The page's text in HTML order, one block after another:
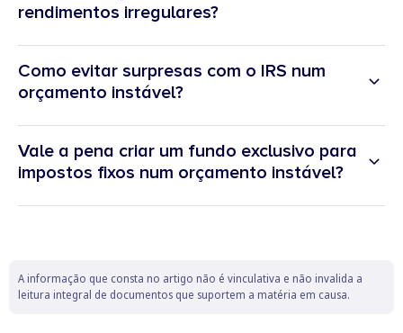
rendimentos irregulares?
Como evitar surpresas com o IRS num
orçamento instável?
Vale a pena criar um fundo exclusivo para
impostos fixos num orçamento instável?
A informação que consta no artigo não é vinculativa e não invalida a
leitura integral de documentos que suportem a matéria em causa.